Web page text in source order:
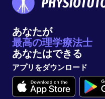
あなたが
最高の理学療法士
あなたはできる
アプリをダウンロード